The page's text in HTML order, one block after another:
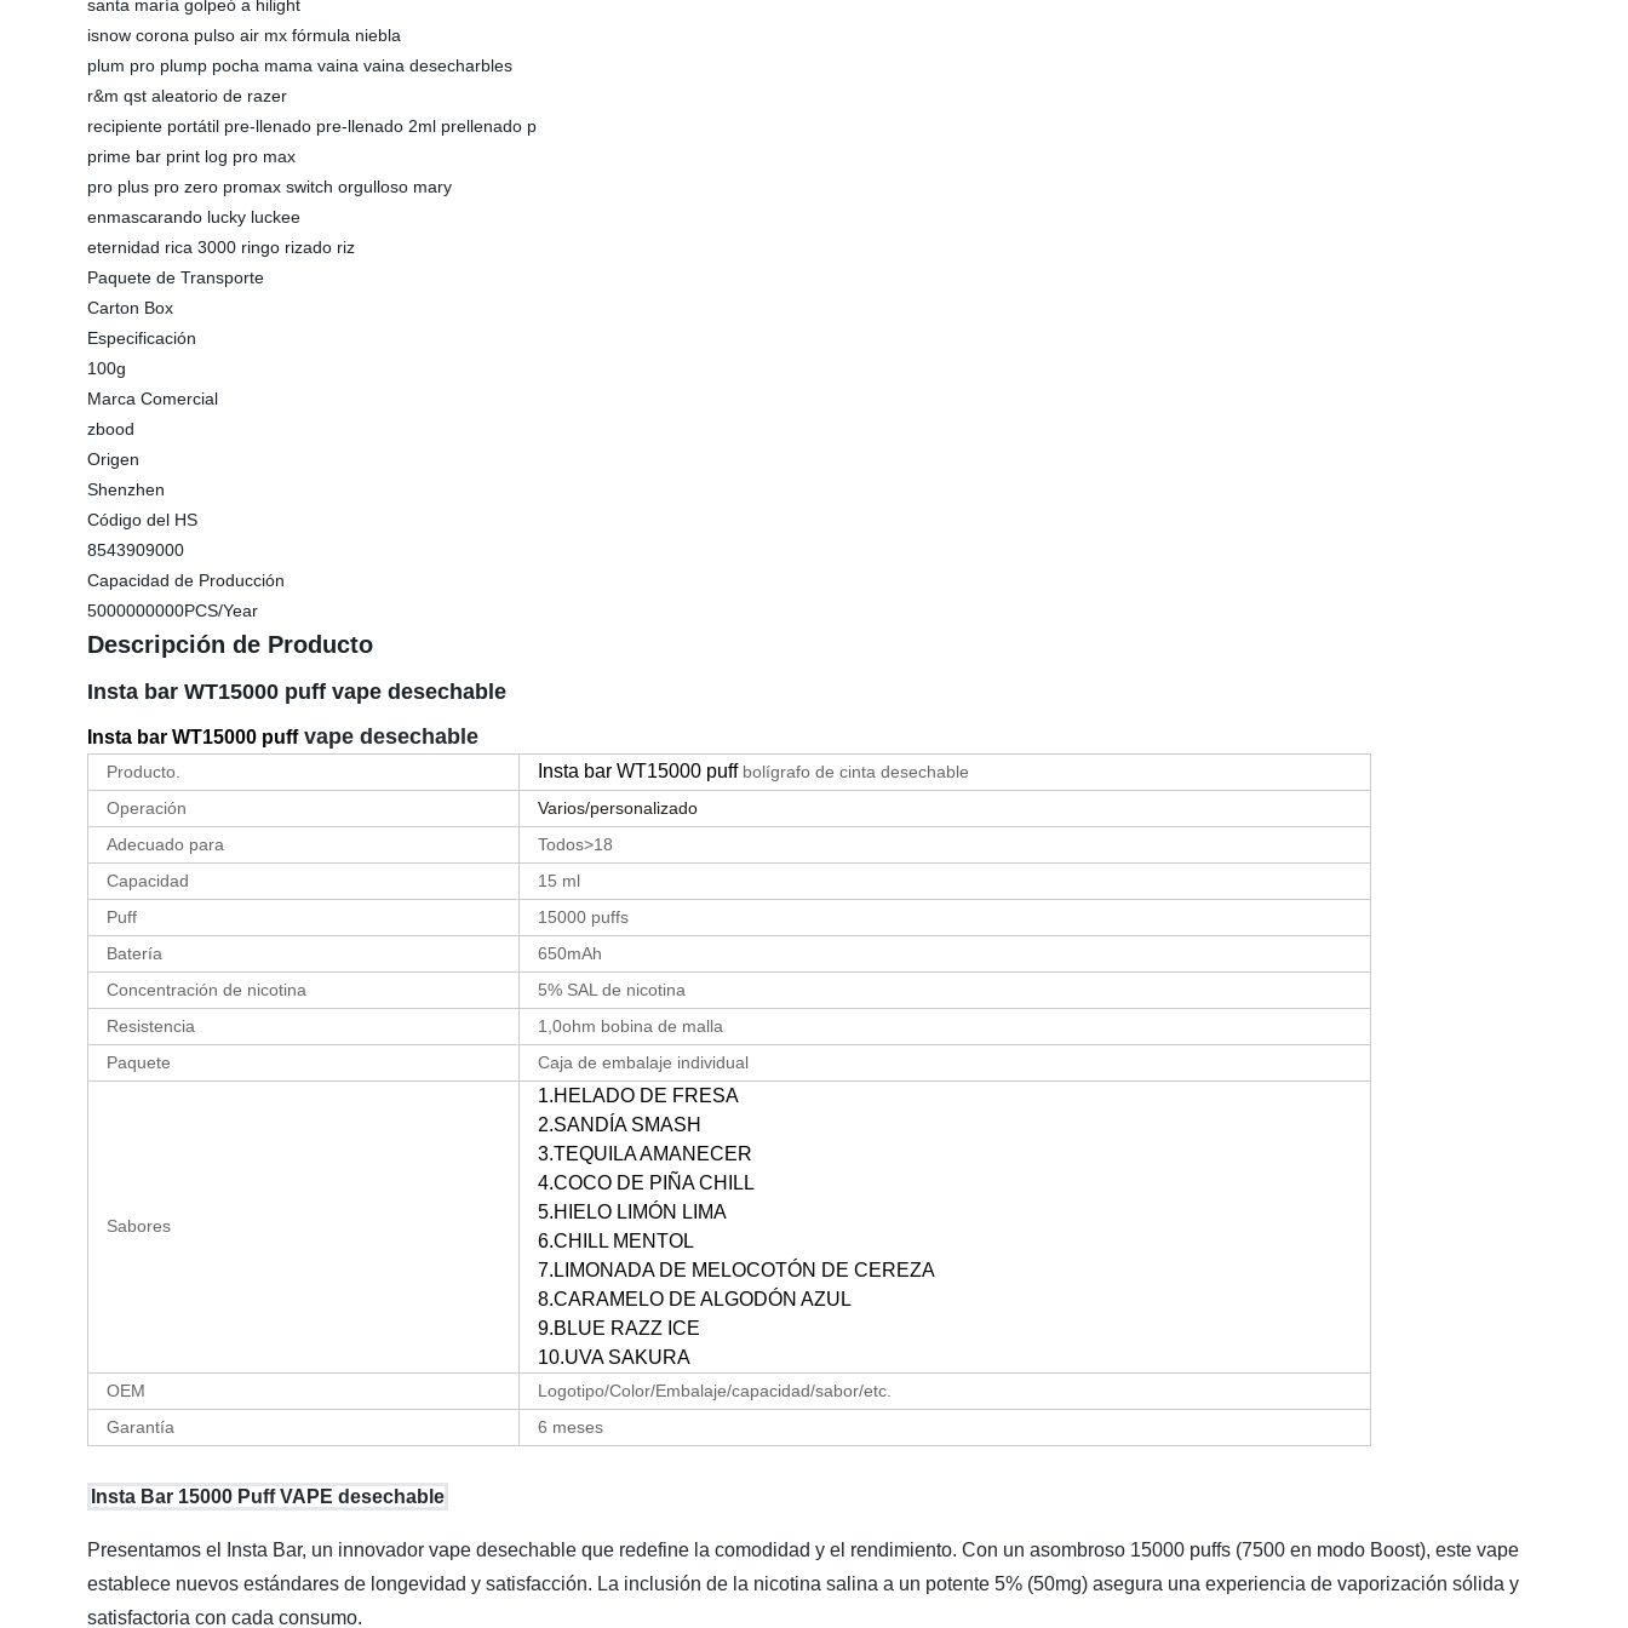
santa maría golpeó a hilight
isnow corona pulso air mx fórmula niebla
plum pro plump pocha mama vaina vaina desecharbles
r&m qst aleatorio de razer
recipiente portátil pre-llenado pre-llenado 2ml prellenado p
prime bar print log pro max
pro plus pro zero promax switch orgulloso mary
enmascarando lucky luckee
eternidad rica 3000 ringo rizado riz
Paquete de Transporte
Carton Box
Especificación
100g
Marca Comercial
zbood
Origen
Shenzhen
Código del HS
8543909000
Capacidad de Producción
5000000000PCS/Year
Descripción de Producto
Insta bar WT15000 puff vape desechable
Insta bar WT15000 puffvape desechable
Producto. Insta bar WT15000 puffbolígrafo de cinta desechable
Operación
Varios/personalizado
Adecuado para
Todos>18
Capacidad
15 ml
Puff
15000 puffs
Batería
650mAh
Concentración de nicotina
5% SAL de nicotina
Resistencia
1,0ohm bobina de malla
Paquete
Caja de embalaje individual
Sabores
1.HELADO DE FRESA
2.SANDÍA SMASH
3.TEQUILA AMANECER
4.COCO DE PIÑA CHILL
5.HIELO LIMÓN LIMA
6.CHILL MENTOL
7.LIMONADA DE MELOCOTÓN DE CEREZA
8.CARAMELO DE ALGODÓN AZUL
9.BLUE RAZZ ICE
10.UVA SAKURA
OEM
Logotipo/Color/Embalaje/capacidad/sabor/etc.
Garantía
6 meses
Insta Bar 15000 Puff VAPE desechable
Presentamos el Insta Bar, un innovador vape desechable que redefine la comodidad y el rendimiento. Con un asombroso 15000 puffs (7500 en modo Boost), este vape
establece nuevos estándares de longevidad y satisfacción. La inclusión de la nicotina salina a un potente 5% (50mg) asegura una experiencia de vaporización sólida y
satisfactoria con cada consumo.